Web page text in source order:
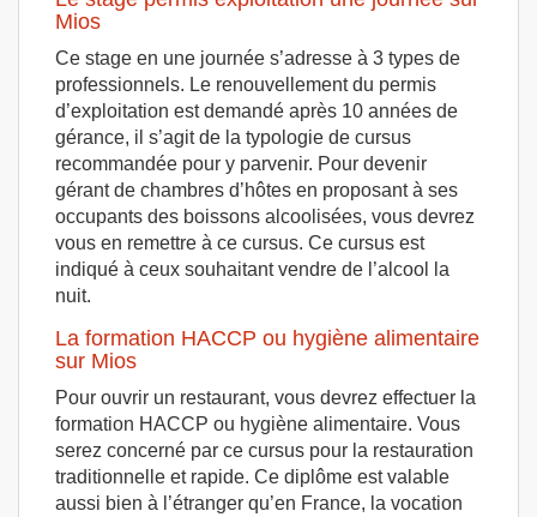
Mios
Ce stage en une journée s’adresse à 3 types de
professionnels. Le renouvellement du permis
d’exploitation est demandé après 10 années de
gérance, il s’agit de la typologie de cursus
recommandée pour y parvenir. Pour devenir
gérant de chambres d’hôtes en proposant à ses
occupants des boissons alcoolisées, vous devrez
vous en remettre à ce cursus. Ce cursus est
indiqué à ceux souhaitant vendre de l’alcool la
nuit.
La formation HACCP ou hygiène alimentaire
sur Mios
Pour ouvrir un restaurant, vous devrez effectuer la
formation HACCP ou hygiène alimentaire. Vous
serez concerné par ce cursus pour la restauration
traditionnelle et rapide. Ce diplôme est valable
aussi bien à l’étranger qu’en France, la vocation